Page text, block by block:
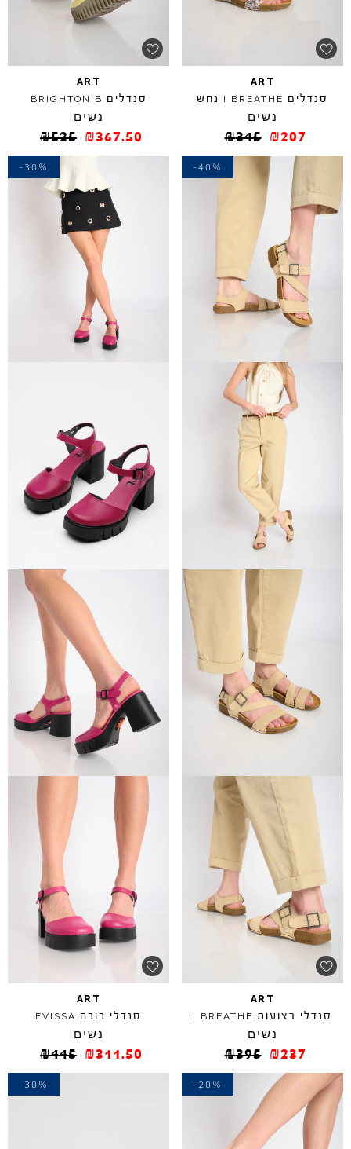
ART
סנדלים I BREATHE נחש
נשים
₪345 ₪207
ART
סנדלים BRIGHTON B
נשים
₪525 ₪367.50
-40%
ART
סנדלי רצועות I BREATHE
נשים
₪395 ₪237
-30%
ART
סנדלי בובה EVISSA
נשים
₪445 ₪311.50
-20%
-30%